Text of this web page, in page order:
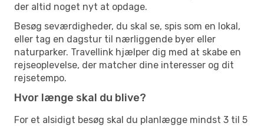
der altid noget nyt at opdage.
Besøg seværdigheder, du skal se, spis som en lokal,
eller tag en dagstur til nærliggende byer eller
naturparker. Travellink hjælper dig med at skabe en
rejseoplevelse, der matcher dine interesser og dit
rejsetempo.
Hvor længe skal du blive?
For et alsidigt besøg skal du planlægge mindst 3 til 5